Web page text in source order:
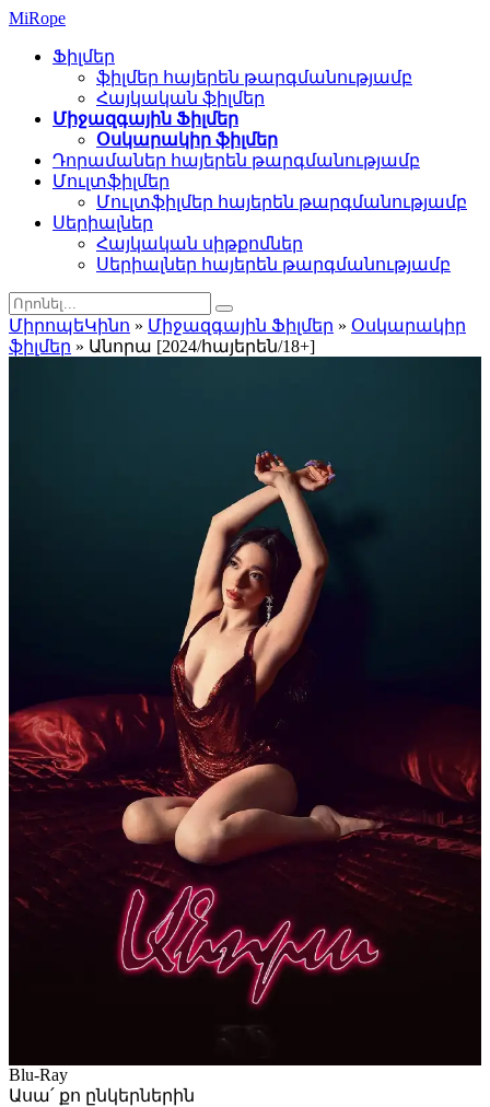
MiRope
Ֆիլմեր
ֆիլմեր հայերեն թարգմանությամբ
Հայկական ֆիլմեր
Միջազգային Ֆիլմեր
Օսկարակիր ֆիլմեր
Դորամաներ հայերեն թարգմանությամբ
Մուլտֆիլմեր
Մուլտֆիլմեր հայերեն թարգմանությամբ
Սերիալներ
Հայկական սիթքոմներ
Սերիալներ հայերեն թարգմանությամբ
ՄիրոպեԿինո » Միջազգային Ֆիլմեր » Օսկարակիր
ֆիլմեր » Անորա [2024/հայերեն/18+]
Blu-Ray
Ասա՛ քո ընկերներին